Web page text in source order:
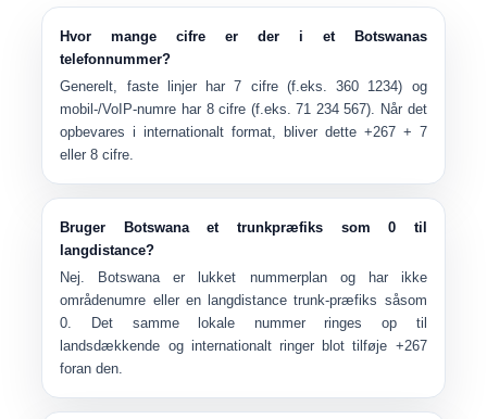
Hvor mange cifre er der i et Botswanas
telefonnummer?
Generelt, faste linjer har 7 cifre(f.eks. 360 1234) og
mobil-/VoIP-numre har 8 cifre (f.eks. 71 234 567). Når det
opbevares i internationalt format, bliver dette +267 + 7
eller 8 cifre.
Bruger Botswana et trunkpræfiks som 0 til
langdistance?
Nej. Botswana er
lukket nummerplanog har ikke
områdenumre eller en langdistance trunk-præfiks såsom
0. Det samme lokale nummer ringes op til
landsdækkende og internationalt ringer blot tilføje +267
foran den.